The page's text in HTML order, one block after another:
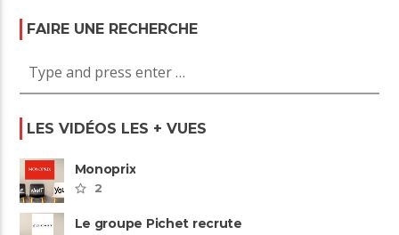
FAIRE UNE RECHERCHE
LES VIDÉOS LES + VUES
Monoprix
2
Le groupe Pichet recrute